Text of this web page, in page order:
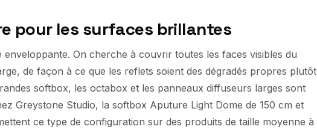
pour les surfaces brillantes
On cherche à couvrir toutes les faces visibles du
de façon à ce que les reflets soient des dégradés propres plutôt
softbox, les octabox et les panneaux diffuseurs larges sont
Greystone Studio, la softbox Aputure Light Dome de 150 cm et
ce type de configuration sur des produits de taille moyenne à